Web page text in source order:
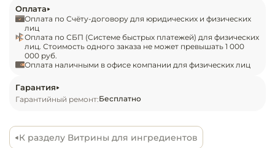
общепита
Линии
расположен внутри ванны для гастроёмкостей. В
ванне имеется отверстие для слива конденсата,
который попадает в специальную ёмкость с
выпаривателем в машинном отделении. Все
элементы корпуса, которые могут соприкасаться
с продуктами питания, изготовлены из
нержавеющей стали. Для включения и
выключателем и контроллером.
Оплата
Оплата по Счёту-договору для юридических и физических
лиц
Оплата по СБП (Системе быстрых платежей) для физических
лиц. Стоимость одного заказа не может превышать 1 000
000 руб.
Оплата наличными в офисе компании для физических лиц
Гарантия
Гарантийный ремонт:Бесплатно
К разделу Витрины для ингредиентов